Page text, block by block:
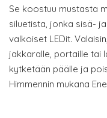
Se koostuu mustasta
siluetista, jonka sisä-
valkoiset LEDit.
jakkaralle, portaille tai
kytketään päälle ja
Himmennin mukana